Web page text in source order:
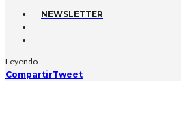
NEWSLETTER
Leyendo
CompartirTweet